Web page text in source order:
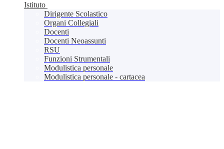
Istituto
Dirigente Scolastico
Organi Collegiali
Docenti
Docenti Neoassunti
RSU
Funzioni Strumentali
Modulistica personale
Modulistica personale - cartacea